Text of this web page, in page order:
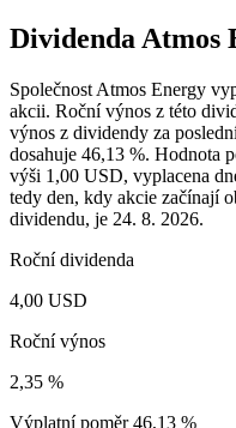
Dividenda Atmos
Společnost Atmos Energy
akcii. Roční výnos z této
výnos z dividendy za
dosahuje 46,13 %. Hodnota
výši 1,00 USD, vyplacena
tedy den, kdy akcie začínají
dividendu, je 24. 8. 2026.
Roční dividenda
4,00 USD
Roční výnos
2,35 %
Výplatní poměr 46,13 %